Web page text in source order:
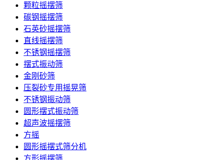
颗粒摇摆筛
碳钢摇摆筛
石英砂摇摆筛
直线摇摆筛
不锈钢摇摆筛
摆式振动筛
金刚砂筛
压裂砂专用摇晃筛
不锈钢振动筛
圆形摆式振动筛
超声波摇摆筛
方摇
圆形摇摆式筛分机
方形摇摆筛